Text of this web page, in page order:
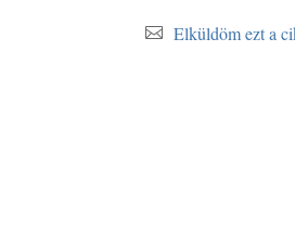
Elküldöm ezt a